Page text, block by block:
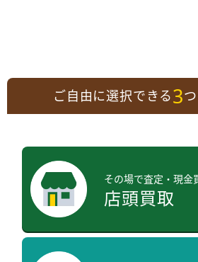
ご自由に選択できる3
その場で査定・現金
店頭買取